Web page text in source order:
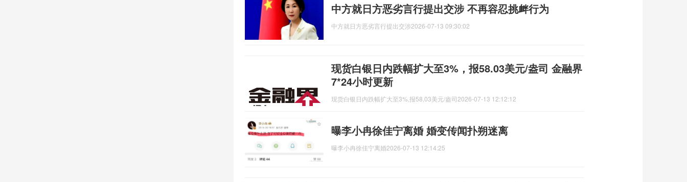
中方就日方恶劣言行提出交涉 不再容忍挑衅行为
中方就日方恶劣言行提出交涉2026-07-13 09:30:02
现货白银日内跌幅扩大至3%，报58.03美元/盎司 金融界
7*24小时更新
现货白银日内跌幅扩大至3%,报58,03美元/盎司2026-07-13 12:12:12
曝李小冉徐佳宁离婚 婚变传闻扑朔迷离
曝李小冉徐佳宁离婚2026-07-13 12:14:25